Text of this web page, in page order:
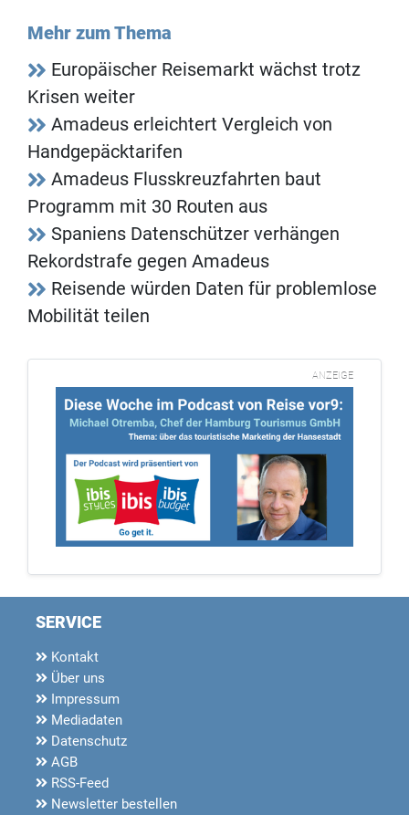
Mehr zum Thema
Europäischer Reisemarkt wächst trotz
Krisen weiter
Amadeus erleichtert Vergleich von
Handgepäcktarifen
Amadeus Flusskreuzfahrten baut
Programm mit 30 Routen aus
Spaniens Datenschützer verhängen
Rekordstrafe gegen Amadeus
Reisende würden Daten für problemlose
Mobilität teilen
ANZEIGE
SERVICE
Kontakt
Über uns
Impressum
Mediadaten
Datenschutz
AGB
RSS-Feed
Newsletter bestellen